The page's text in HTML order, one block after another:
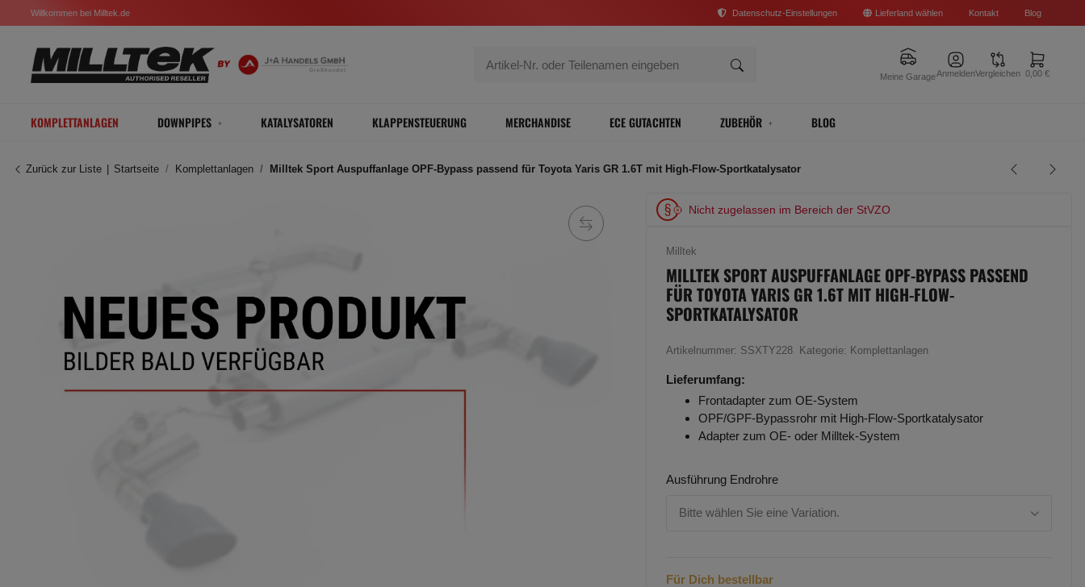
Willkommen bei Milltek.de Datenschutz-Einstellungen Lieferland wählen Kontakt Blog
Meine GarageAnmeldenVergleichen 0,00 €
KOMPLETTANLAGEN DOWNPIPES KATALYSATOREN KLAPPENSTEUERUNG MERCHANDISE ECE GUTACHTEN ZUBEHÖR BLOG
Zurück zur Liste Startseite Komplettanlagen Milltek Sport Auspuffanlage OPF-Bypass passend für Toyota Yaris GR 1.6T mit High-Flow-Sportkatalysator
Nicht zugelassen im Bereich der StVZO
Milltek
MILLTEK SPORT AUSPUFFANLAGE OPF-BYPASS PASSEND
FÜR TOYOTA YARIS GR 1.6T MIT HIGH-FLOW-
SPORTKATALYSATOR
Artikelnummer: SSXTY228 Kategorie: Komplettanlagen
Lieferumfang:
Frontadapter zum OE-System
OPF/GPF-Bypassrohr mit High-Flow-Sportkatalysator
Adapter zum OE- oder Milltek-System
Ausführung Endrohre
Bitte wählen Sie eine Variation.
Für Dich bestellbar